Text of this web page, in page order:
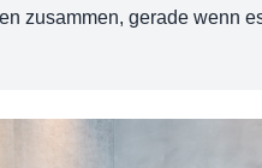
zusammen, gerade wenn